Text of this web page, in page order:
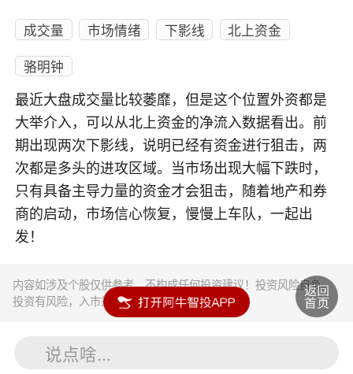
成交量 市场情绪 下影线
北上资金
骆明钟
最近大盘成交量比较萎靡，但是这个位置外资都是
大举介入，可以从北上资金的净流入数据看出。前
期出现两次下影线，说明已经有资金进行狙击，两
次都是多头的进攻区域。当市场出现大幅下跌时，
只有具备主导力量的资金才会狙击，随着地产和券
商的启动，市场信心恢复，慢慢上车队，一起出
发！
内容如涉及个股仅供参考，不构成任何投资建议！投资风险自负。
投资有风险，入市须谨慎。
说点啥...